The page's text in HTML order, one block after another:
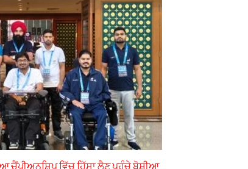
ਚੈਂਪੀਅਨਸ਼ਿਪ ਵਿੱਚ ਹਿੱਸਾ ਲੈਣ ਪਹੁੰਚੇ ਬੋਸ਼ੀਆ